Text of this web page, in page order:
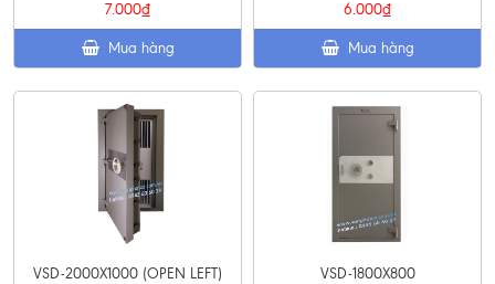
7.000₫
Mua hàng
6.000₫
Mua hàng
VSD-2000X1000 (OPEN LEFT)
VSD-1800X800